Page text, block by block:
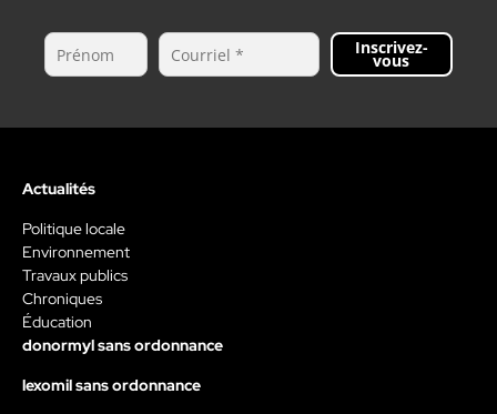
Inscrivez-
vous
Actualités
Politique locale
Environnement
Travaux publics
Chroniques
Éducation
donormyl sans ordonnance
lexomil sans ordonnance